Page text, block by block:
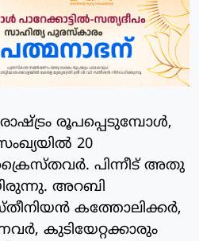
രൂപപ്പെടുമ്പോള്‍,
20
പിന്നീട് അതു
അറബി
കത്തോലിക്കര്‍,
കുടിയേറ്റക്കാരും